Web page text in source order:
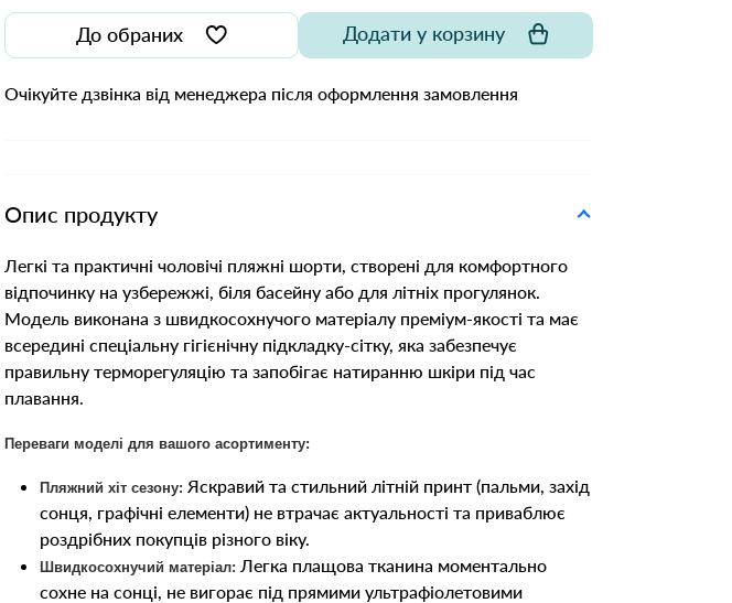
До обраних Додати у корзину
Очікуйте дзвінка від менеджера після оформлення замовлення
Опис продукту
Легкі та практичні чоловічі пляжні шорти, створені для комфортного
відпочинку на узбережжі, біля басейну або для літніх прогулянок.
Модель виконана з швидкосохнучого матеріалу преміум-якості та має
всередині спеціальну гігієнічну підкладку-сітку, яка забезпечує
правильну терморегуляцію та запобігає натиранню шкіри під час
плавання.
Переваги моделі для вашого асортименту:
Пляжний хіт сезону: Яскравий та стильний літній принт (пальми, захід
сонця, графічні елементи) не втрачає актуальності та приваблює
роздрібних покупців різного віку.
Швидкосохнучий матеріал: Легка плащова тканина моментально
сохне на сонці, не вигорає під прямими ультрафіолетовими